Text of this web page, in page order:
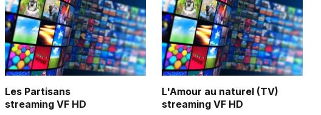
Les Partisans
streaming VF HD
L'Amour au naturel (TV)
streaming VF HD